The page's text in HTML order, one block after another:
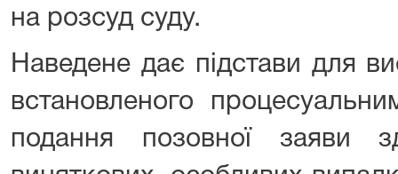
на розсуд суду.
Наведене дає підстави для
встановленого
подання позовної заяви